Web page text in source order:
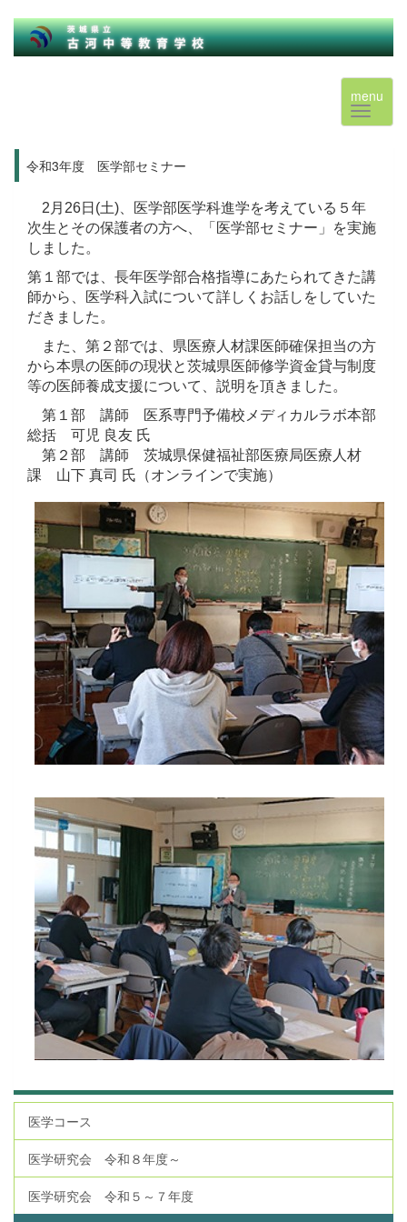
menu
令和3年度 医学部セミナー
2月26日(土)、医学部医学科進学を考えている５年
次生とその保護者の方へ、「医学部セミナー」を実施
しました。
第１部では、長年医学部合格指導にあたられてきた講
師から、医学科入試について詳しくお話しをしていた
だきました。
また、第２部では、県医療人材課医師確保担当の方
から本県の医師の現状と茨城県医師修学資金貸与制度
等の医師養成支援について、説明を頂きました。
第１部 講師 医系専門予備校メディカルラボ本部
総括 可児 良友 氏
第２部 講師 茨城県保健福祉部医療局医療人材
課 山下 真司 氏（オンラインで実施）
医学コース
医学研究会 令和８年度～
医学研究会 令和５～７年度